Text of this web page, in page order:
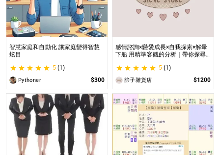
智慧家庭和自動化 讓家庭變得智慧
炫目
5 (1)
Pythoner $300
感情諮詢×戀愛成長×自我探索×解暈
下船 用精準客觀的分析｜帶你探尋
5 (1)
篩子雜貨店 $1200